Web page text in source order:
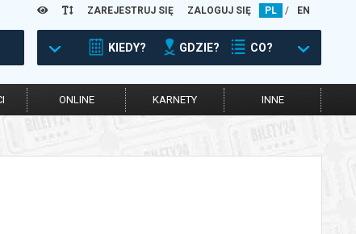
ZAREJESTRUJ SIĘ ZALOGUJ SIĘ PL / EN
KIEDY? GDZIE? CO?
ONLINE KARNETY INNE